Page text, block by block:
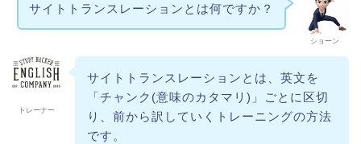
ショーン
サイトトランスレーションとは何ですか？
トレーナー
サイトトランスレーションとは、英文を
「チャンク(意味のカタマリ)」ごとに区切
り、前から訳していくトレーニングの方法
です。